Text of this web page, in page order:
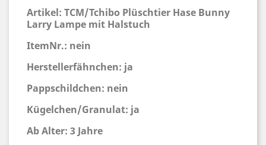
Artikel: TCM/Tchibo Plüschtier Hase Bunny
Larry Lampe mit Halstuch
ItemNr.: nein
Herstellerfähnchen: ja
Pappschildchen: nein
Kügelchen/Granulat: ja
Ab Alter: 3 Jahre